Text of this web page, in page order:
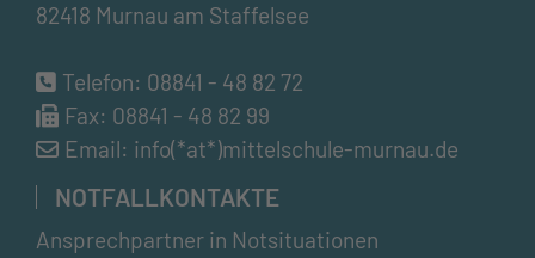
82418 Murnau am Staffelsee
Telefon: 08841 - 48 82 72
Fax: 08841 - 48 82 99
Email: info(*at*)mittelschule-murnau.de
NOTFALLKONTAKTE
Ansprechpartner in Notsituationen